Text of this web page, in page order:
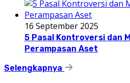
16 September 2025
5 Pasal Kontroversi dan
Perampasan Aset
Selengkapnya